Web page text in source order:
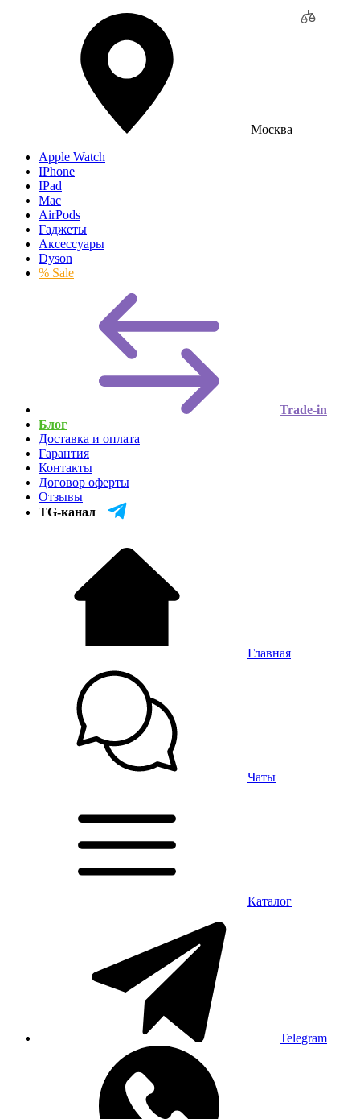
Москва
Apple Watch
IPhone
IPad
Mac
AirPods
Гаджеты
Аксессуары
Dyson
% Sale
Trade-in
Блог
Доставка и оплата
Гарантия
Контакты
Договор оферты
Отзывы
TG-канал
Главная
Чаты
Каталог
Telegram